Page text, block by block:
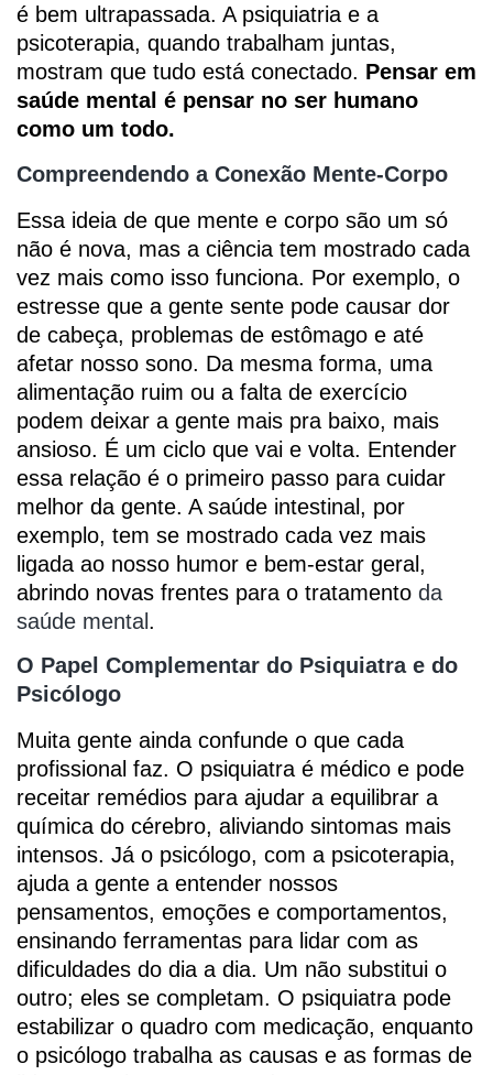
é bem ultrapassada. A psiquiatria e a
psicoterapia, quando trabalham juntas,
mostram que tudo está conectado. Pensar em
saúde mental é pensar no ser humano
como um todo.
Compreendendo a Conexão Mente-Corpo
Essa ideia de que mente e corpo são um só
não é nova, mas a ciência tem mostrado cada
vez mais como isso funciona. Por exemplo, o
estresse que a gente sente pode causar dor
de cabeça, problemas de estômago e até
afetar nosso sono. Da mesma forma, uma
alimentação ruim ou a falta de exercício
podem deixar a gente mais pra baixo, mais
ansioso. É um ciclo que vai e volta. Entender
essa relação é o primeiro passo para cuidar
melhor da gente. A saúde intestinal, por
exemplo, tem se mostrado cada vez mais
ligada ao nosso humor e bem-estar geral,
abrindo novas frentes para o tratamento da
saúde mental .
O Papel Complementar do Psiquiatra e do
Psicólogo
Muita gente ainda confunde o que cada
profissional faz. O psiquiatra é médico e pode
receitar remédios para ajudar a equilibrar a
química do cérebro, aliviando sintomas mais
intensos. Já o psicólogo, com a psicoterapia,
ajuda a gente a entender nossos
pensamentos, emoções e comportamentos,
ensinando ferramentas para lidar com as
dificuldades do dia a dia. Um não substitui o
outro; eles se completam. O psiquiatra pode
estabilizar o quadro com medicação, enquanto
o psicólogo trabalha as causas e as formas de